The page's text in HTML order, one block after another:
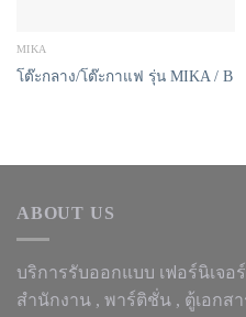
MIKA
โต๊ะกลาง/โต๊ะกาแฟ รุ่น MIKA / B
ABOUT US
บริการรับออกแบบ เฟอร์นิเจอ
สำนักงาน , พาร์ติชั่น , ตู้เอกส